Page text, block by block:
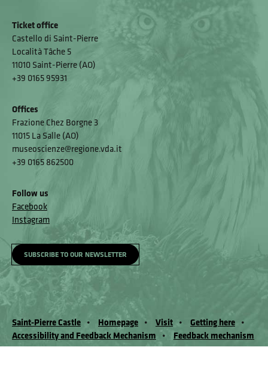
Ticket office
Castello di Saint-Pierre
Località Tâche 5
11010 Saint-Pierre (AO)
+39 0165 95931
Offices
Frazione Chez Borgne 3
11015 La Salle (AO)
museoscienze@regione.vda.it
+39 0165 862500
Follow us
Facebook
Instagram
SUBSCRIBE TO OUR NEWSLETTER
Saint-Pierre Castle Homepage Visit
Getting here
Accessibility and Feedback Mechanism
Feedback mechanism